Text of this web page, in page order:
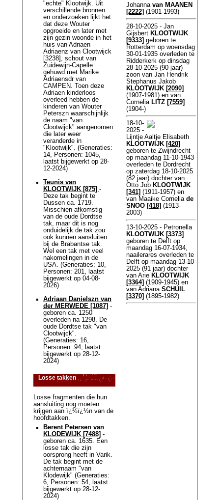
"echte" Klootwijk. Uit
verschillende bronnen
en onderzoeken lijkt het
dat deze Wouter
opgroeide en later met
zijn gezin woonde in het
huis van Adriaen
Adriaenz van Clootwijck
[3238], schout van
Zuidewijn-Capelle
gehuwd met Marike
Adriaensdr van
CAMPEN. Toen deze
Adriaen kinderloos
overleed hebben de
kinderen van Wouter
Peterszn waarschijnlijk
de naam "van
Clootwijck" aangenomen
die later weer
veranderde in
"Klootwijk". (Generaties:
14, Personen: 1045,
laatst bijgewerkt op 28-
12-2024)
Teunis van
KLOOTWIJK [875] -
Deze tak begint te
Dussen ca. 1719.
Misschien afkomstig
van de oude Dordtse
tak, maar dit is nog
onduidelijk de tak zou
ook kunnen aansluiten
bij de Brabantse tak.
Wel een tak met veel
nakomelingen in de
USA. (Generaties: 10,
Personen: 201, laatst
bijgewerkt op 04-08-
2026)
Adriaan Danielszn van
der MERWEDE [1087] -
geboren ca. 1250
overleden na 1298. De
oude Dordtse tak "van
Clootwijck".
(Generaties: 16,
Personen: 94, laatst
bijgewerkt op 28-12-
2024)
Losse takken
Losse fragmenten die hun
aansluiting nog moeten
krijgen aan ï¿½ï¿½n van de
hoofdtakken.
Berent Petersen van
KLODEWIJK [7488] -
geboren ca. 1635. Een
losse tak die zijn
oorsprong heeft in Varik.
De tak begint met de
achternaam "van
Klodewijk" (Generaties:
6, Personen: 54, laatst
bijgewerkt op 28-12-
2024)
Johanna van MAANEN
[2222] (1901-1993)
28-10-2025 - Jan
Gijsbert KLOOTWIJK
[9333] geboren te
Rotterdam op woensdag
30-01-1935 overleden te
Ridderkerk op dinsdag
28-10-2025 (90 jaar)
zoon van Jan Hendrik
Stephanus Jakob
KLOOTWIJK [2090]
(1907-1981) en van
Cornelia LITZ [7559]
(1904-)
18-10-
2025 -
Lijntje Aaltje Elisabeth
KLOOTWIJK [420]
geboren te Zwijndrecht
op maandag 11-10-1943
overleden te Dordrecht
op zaterdag 18-10-2025
(82 jaar) dochter van
Otto Job KLOOTWIJK
[341] (1911-1957) en
van Maaike Cornelia de
SNOO [418] (1913-
2003)
13-10-2025 - Petronella
KLOOTWIJK [3373]
geboren te Delft op
maandag 16-07-1934,
naailerares overleden te
Delft op maandag 13-10-
2025 (91 jaar) dochter
van Arie KLOOTWIJK
[3364] (1909-1945) en
van Adriana SCHUIL
[3370] (1895-1982)